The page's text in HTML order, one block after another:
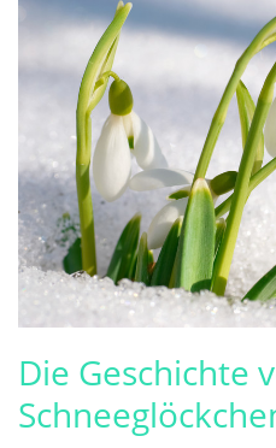
Die Geschichte